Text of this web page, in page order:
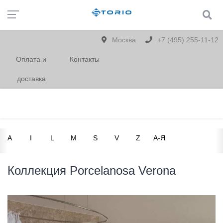
Москва +7 (495) 255-11-12
Оплата и
доставка
Контакты
A I L M S V Z А-Я
Коллекция Porcelanosa Verona